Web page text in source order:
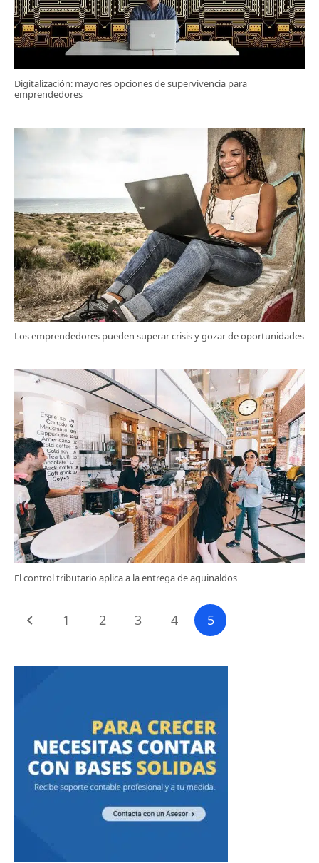
Digitalización: mayores opciones de supervivencia para
emprendedores
Los emprendedores pueden superar crisis y gozar de oportunidades
El control tributario aplica a la entrega de aguinaldos
1 2 3 4 5